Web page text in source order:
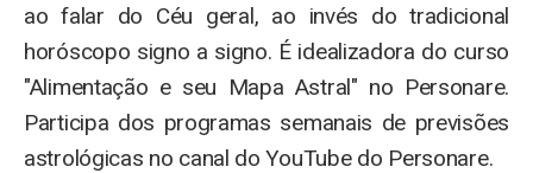
ao falar do Céu geral, ao invés do tradicional
horóscopo signo a signo. É idealizadora do curso
"Alimentação e seu Mapa Astral" no Personare.
Participa dos programas semanais de previsões
astrológicas no canal do YouTube do Personare.